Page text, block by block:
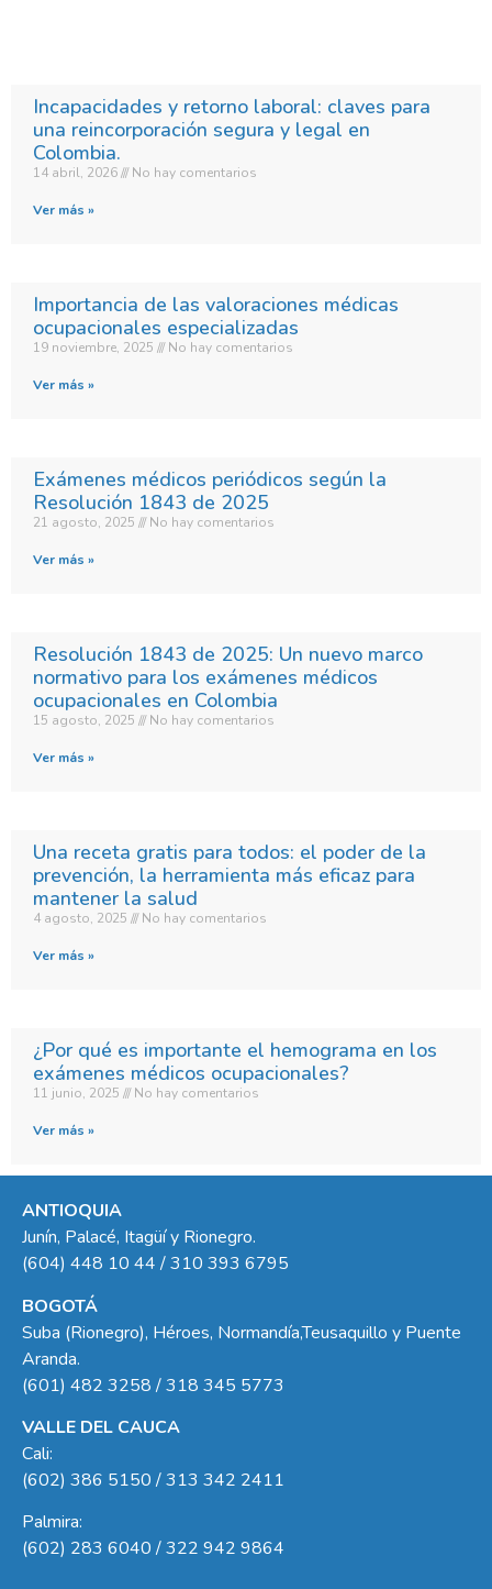
Incapacidades y retorno laboral: claves para
una reincorporación segura y legal en
Colombia.​
14 abril, 2026 No hay comentarios
Ver más »
Importancia de las valoraciones médicas
ocupacionales especializadas
19 noviembre, 2025 No hay comentarios
Ver más »
Exámenes médicos periódicos según la
Resolución 1843 de 2025
21 agosto, 2025 No hay comentarios
Ver más »
Resolución 1843 de 2025: Un nuevo marco
normativo para los exámenes médicos
ocupacionales en Colombia
15 agosto, 2025 No hay comentarios
Ver más »
Una receta gratis para todos: el poder de la
prevención, la herramienta más eficaz para
mantener la salud
4 agosto, 2025 No hay comentarios
Ver más »
¿Por qué es importante el hemograma en los
exámenes médicos ocupacionales?
11 junio, 2025 No hay comentarios
Ver más »
ANTIOQUIA
Junín, Palacé, Itagüí y Rionegro.
(604) 448 10 44 / 310 393 6795
BOGOTÁ
Suba (Rionegro), Héroes, Normandía,Teusaquillo y Puente
Aranda.
(601) 482 3258 / 318 345 5773
VALLE DEL CAUCA
Cali:
(602) 386 5150 / 313 342 2411
Palmira:
(602) 283 6040 / 322 942 9864